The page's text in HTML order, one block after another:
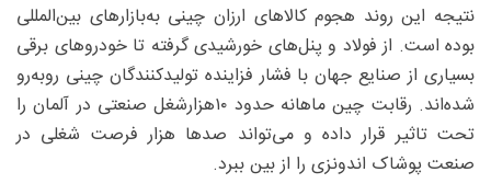
نتیجه این روند هجوم کالاهای ارزان چینی به‌بازارهای بین‌المللی
بوده است. از فولاد و پنل‌های خورشیدی گرفته تا خودروهای برقی
بسیاری از صنایع جهان با فشار فزاینده تولیدکنندگان چینی روبه‌رو
شده‌اند. رقابت چین ماهانه حدود ۱۰هزارشغل صنعتی در آلمان را
تحت تاثیر قرار داده و می‌تواند صدها هزار فرصت شغلی در
صنعت پوشاک اندونزی را از بین ببرد.